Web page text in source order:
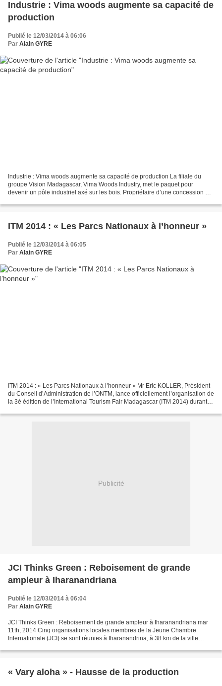
Industrie : Vima woods augmente sa capacité de
production
Publié le 12/03/2014 à 06:06
Par Alain GYRE
Industrie : Vima woods augmente sa capacité de production La filiale du
groupe Vision Madagascar, Vima Woods Industry, met le paquet pour
devenir un pôle industriel axé sur les bois. Propriétaire d’une concession de
ITM 2014 : « Les Parcs Nationaux à l’honneur »
Publié le 12/03/2014 à 06:05
Par Alain GYRE
ITM 2014 : « Les Parcs Nationaux à l’honneur » Mr Eric KOLLER, Président
du Conseil d’Administration de l’ONTM, lance officiellement l’organisation de
la 3è édition de l’International Tourism Fair Madagascar (ITM 2014) durant la
Publicité
JCI Thinks Green : Reboisement de grande
ampleur à Iharanandriana
Publié le 12/03/2014 à 06:04
Par Alain GYRE
JCI Thinks Green : Reboisement de grande ampleur à Iharanandriana mar
11th, 2014 Cinq organisations locales membres de la Jeune Chambre
Internationale (JCI) se sont réunies à Iharanandrina, à 38 km de la ville
« Vary aloha » - Hausse de la production